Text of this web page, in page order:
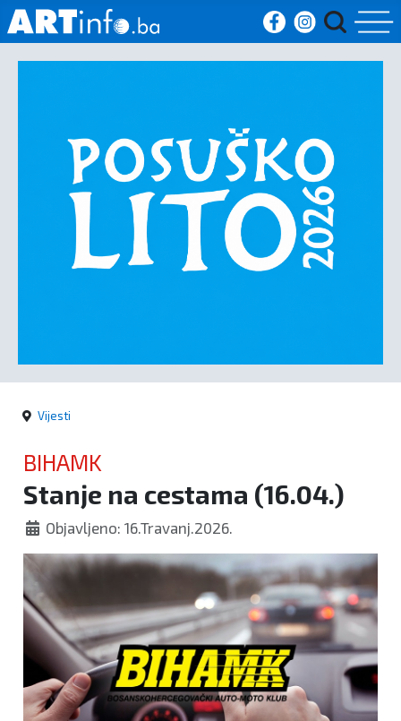
Sport
Kultura
Crna
Vijesti
BIHAMK
Stanje na cestama (16.04.)
Objavljeno: 16.Travanj.2026.